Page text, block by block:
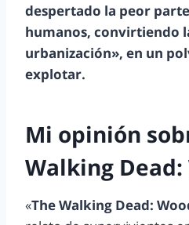
despertado la peor
humanos, convirtiendo
urbanización», en un
explotar.
Mi opinión
Walking
«The Walking Dead: